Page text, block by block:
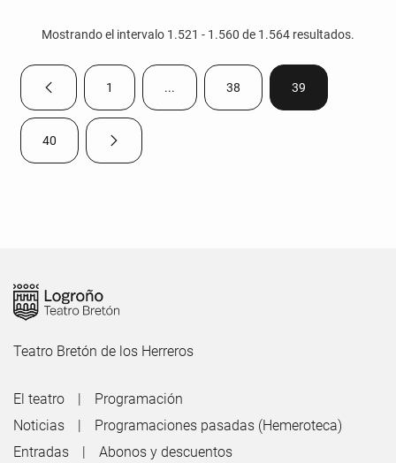
Mostrando el intervalo 1.521 - 1.560 de 1.564 resultados.
Página anteriorPágina
1 ...Páginas intermedias Use TAB para
Página
38 Página
39
Página
40 Página siguiente
Teatro Bretón de los Herreros
El teatro
Programación
Noticias
Programaciones pasadas (Hemeroteca)
Entradas
Abonos y descuentos